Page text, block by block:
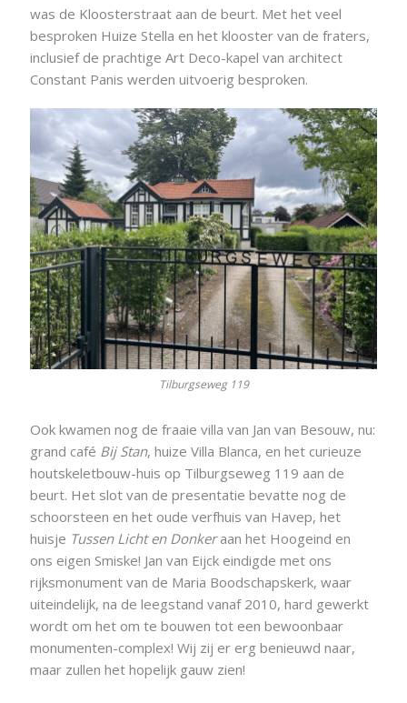
was de Kloosterstraat aan de beurt. Met het veel
besproken Huize Stella en het klooster van de fraters,
inclusief de prachtige Art Deco-kapel van architect
Constant Panis werden uitvoerig besproken.
Tilburgseweg 119
Ook kwamen nog de fraaie villa van Jan van Besouw, nu:
grand café Bij Stan, huize Villa Blanca, en het curieuze
houtskeletbouw-huis op Tilburgseweg 119 aan de
beurt. Het slot van de presentatie bevatte nog de
schoorsteen en het oude verfhuis van Havep, het
huisje Tussen Licht en Donkeraan het Hoogeind en
ons eigen Smiske! Jan van Eijck eindigde met ons
rijksmonument van de Maria Boodschapskerk, waar
uiteindelijk, na de leegstand vanaf 2010, hard gewerkt
wordt om het om te bouwen tot een bewoonbaar
monumenten-complex! Wij zij er erg benieuwd naar,
maar zullen het hopelijk gauw zien!